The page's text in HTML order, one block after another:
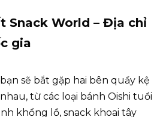
Snack World – Địa chỉ
gia
sẽ bắt gặp hai bên quầy kệ
từ các loại bánh Oishi tuổi
khổng lồ, snack khoai tây